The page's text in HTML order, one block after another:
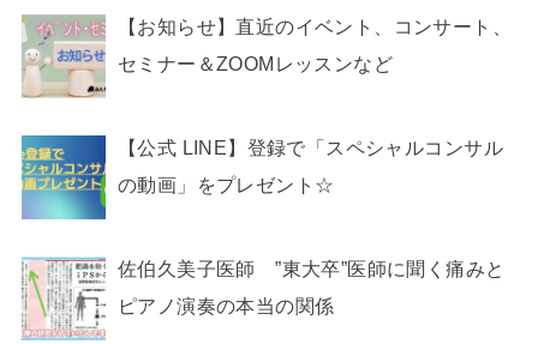
【お知らせ】直近のイベント、コンサート、
セミナー＆ZOOMレッスンなど
【公式 LINE】登録で「スペシャルコンサル
の動画」をプレゼント☆
佐伯久美子医師 ”東大卒”医師に聞く痛みと
ピアノ演奏の本当の関係